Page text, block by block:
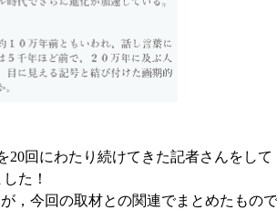
回にわたり続けてきた記者さんをし
た！
，今回の取材との関連でまとめたもの